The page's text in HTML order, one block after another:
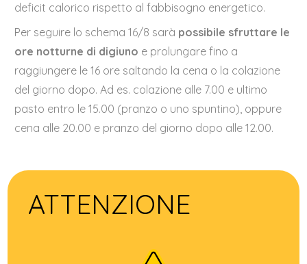
deficit calorico rispetto al fabbisogno energetico.
Per seguire lo schema 16/8 sarà possibile sfruttare le
ore notturne di digiuno e prolungare fino a
raggiungere le 16 ore saltando la cena o la colazione
del giorno dopo. Ad es. colazione alle 7.00 e ultimo
pasto entro le 15.00 (pranzo o uno spuntino), oppure
cena alle 20.00 e pranzo del giorno dopo alle 12.00.
ATTENZIONE